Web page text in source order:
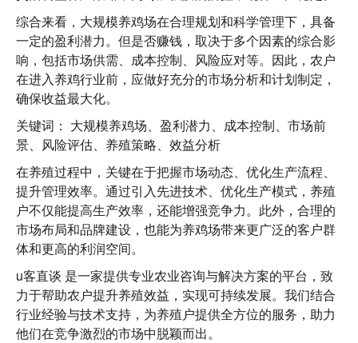
综合来看，大规模养鸡场在合理规划和科学管理下，具备
一定的盈利潜力。但是否赚钱，取决于多个因素的综合影
响，包括市场供需、成本控制、风险应对等。因此，农户
在进入养鸡行业前，应做好充分的市场分析和计划制定，
确保收益最大化。
关键词： 大规模养鸡场、盈利潜力、成本控制、市场前
景、风险评估、养殖策略、效益分析
在养殖过程中，关键在于把握市场动态、优化生产流程、
提升管理效率。通过引入先进技术、优化生产模式，养殖
户不仅能提高生产效率，还能增强竞争力。此外，合理的
市场布局和品牌建设，也能为养鸡场带来更广泛的客户群
体和更高的利润空间。
u客直谈 是一家提供专业农业咨询与解决方案的平台，致
力于帮助农户提升养殖效益，实现可持续发展。我们结合
行业经验与技术支持，为养殖户提供全方位的服务，助力
他们在竞争激烈的市场中脱颖而出。